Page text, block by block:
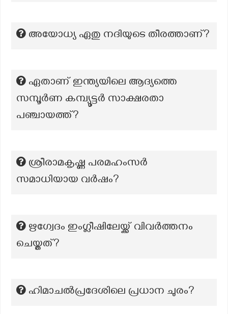
അയോധ്യ ഏതു നദിയുടെ തീരത്താണ്?
ഏതാണ് ഇന്ത്യയിലെ ആദ്യത്തെ
സമ്പൂർണ കമ്പ്യൂട്ടർ സാക്ഷരതാ
പഞ്ചായത്ത്?
ശ്രീരാമകൃഷ്ണ പരമഹംസർ
സമാധിയായ വർഷം?
ഋഗ്വേദം ഇംഗ്ലീഷിലേയ്ക്ക് വിവർത്തനം
ചെയ്തത്?
ഹിമാചല്‍പ്രദേശിലെ പ്രധാന ചുരം?